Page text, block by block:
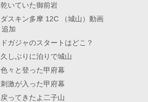
乾いていた御前岩
ダスキン多摩 12C （城山）動画
追加
ドガジャのスタートはどこ？
久しぶりに泊りで城山
色々と登った甲府幕
刺激が入った甲府幕
戻ってきたよ二子山